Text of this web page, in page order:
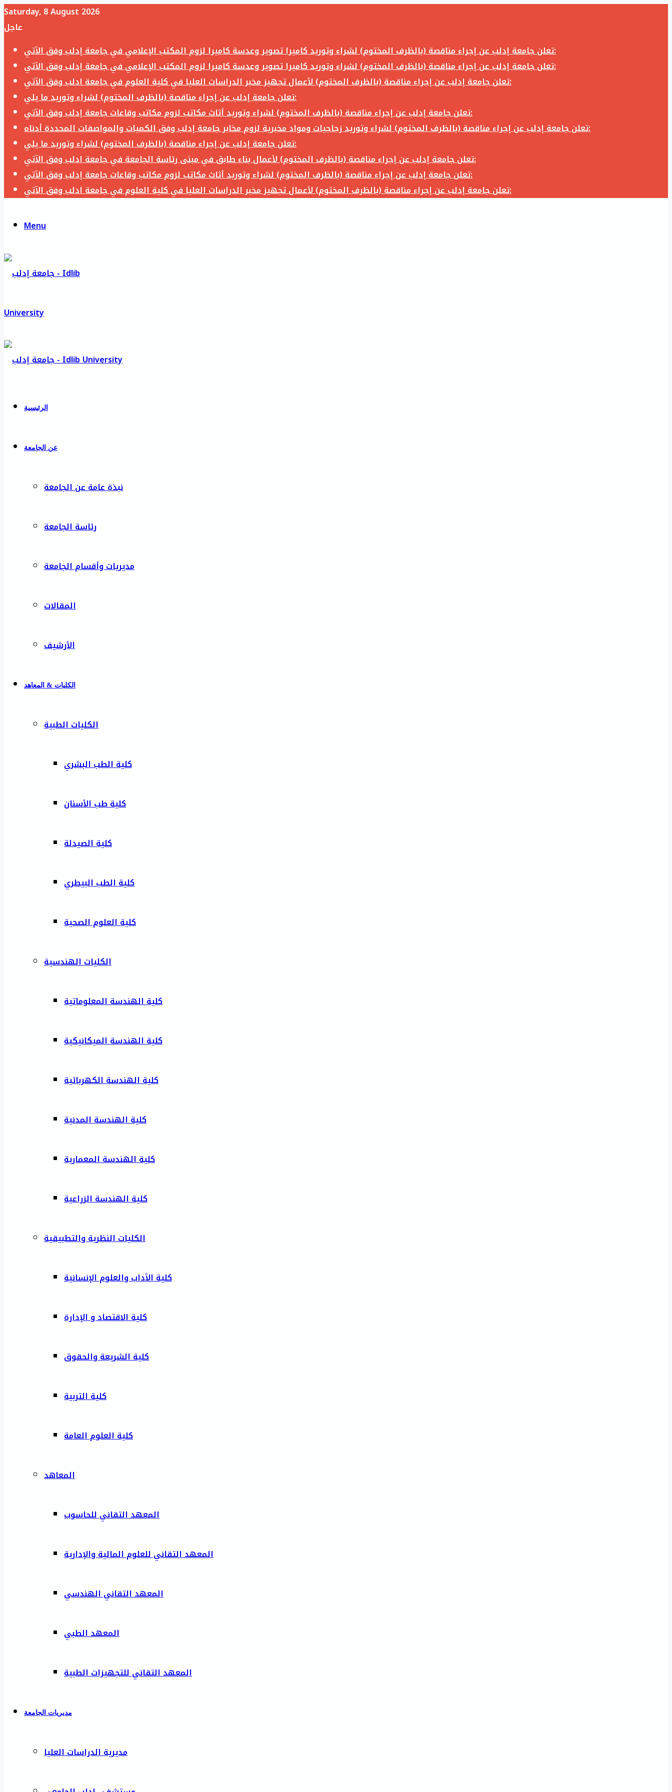
Saturday, 8 August 2026
عاجل
تعلن جامعة إدلب عن إجراء مناقصة (بالظرف المختوم) لشراء وتوريد كاميرا تصوير وعدسة كاميرا لزوم المكتب الإعلامي في جامعة إدلب وفق الآتي:
تعلن جامعة إدلب عن إجراء مناقصة (بالظرف المختوم) لشراء وتوريد كاميرا تصوير وعدسة كاميرا لزوم المكتب الإعلامي في جامعة إدلب وفق الآتي:
تعلن جامعة إدلب عن إجراء مناقصة (بالظرف المختوم) لأعمال تجهيز مخبر الدراسات العليا في كلية العلوم في جامعة ادلب وفق الآتي:
تعلن جامعة إدلب عن إجراء مناقصة (بالظرف المختوم) لشراء وتوريد ما يلي:
تعلن جامعة إدلب عن إجراء مناقصة (بالظرف المختوم) لشراء وتوريد أثاث مكاتب لزوم مكاتب وقاعات جامعة إدلب وفق الآتي:
تعلن جامعة إدلب عن إجراء مناقصة (بالظرف المختوم) لشراء وتوريد زجاجيات ومواد مخبرية لزوم مخابر جامعة إدلب وفق الكميات والمواصفات المحددة أدناه:
تعلن جامعة إدلب عن إجراء مناقصة (بالظرف المختوم) لشراء وتوريد ما يلي:
تعلن جامعة إدلب عن إجراء مناقصة (بالظرف المختوم) لأعمال بناء طابق في مبنى رئاسة الجامعة في جامعة ادلب وفق الآتي:
تعلن جامعة إدلب عن إجراء مناقصة (بالظرف المختوم) لشراء وتوريد أثاث مكاتب لزوم مكاتب وقاعات جامعة إدلب وفق الآتي:
تعلن جامعة إدلب عن إجراء مناقصة (بالظرف المختوم) لأعمال تجهيز مخبر الدراسات العليا في كلية العلوم في جامعة ادلب وفق الآتي:
Menu
الرئيسية
عن الجامعة
نبذة عامة عن الجامعة
رئاسة الجامعة
مديريات وأقسام الجامعة
المقالات
الأرشيف
الكليات & المعاهد
الكليات الطبية
كلية الطب البشري
كلية طب الأسنان
كلية الصيدلة
كلية الطب البيطري
كلية العلوم الصحية
الكليات الهندسية
كلية الهندسة المعلوماتية
كلية الهندسة الميكانيكية
كلية الهندسة الكهربائية
كلية الهندسة المدنية
كلية الهندسة المعمارية
كلية الهندسة الزراعية
الكليات النظرية والتطبيقية
كلية الآداب والعلوم الإنسانية
كلية الاقتصاد و الإدارة
كلية الشريعة والحقوق
كلية التربية
كلية العلوم العامة
المعاهد
المعهد التقاني للحاسوب
المعهد التقاني للعلوم المالية والإدارية
المعهد التقاني الهندسي
المعهد الطبي
المعهد التقاني للتجهيزات الطبية
مديريات الجامعة
مديرية الدراسات العليا